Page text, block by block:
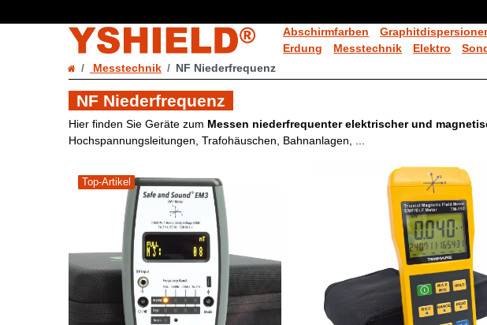
Abschirmfarben
Erdung
Messtechnik Elektro
Messtechnik
NF Niederfrequenz
NF Niederfrequenz
Hier finden Sie Geräte zum Messen niederfrequenter elektrischer und
Hochspannungsleitungen, Trafohäuschen, Bahnanlagen, ...
Top-Artikel